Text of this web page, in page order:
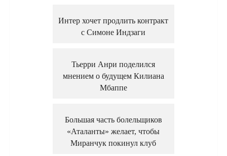
Интер хочет продлить контракт
с Симоне Индзаги
Тьерри Анри поделился
мнением о будущем Килиана
Мбаппе
Большая часть болельщиков
«Аталанты» желает, чтобы
Миранчук покинул клуб